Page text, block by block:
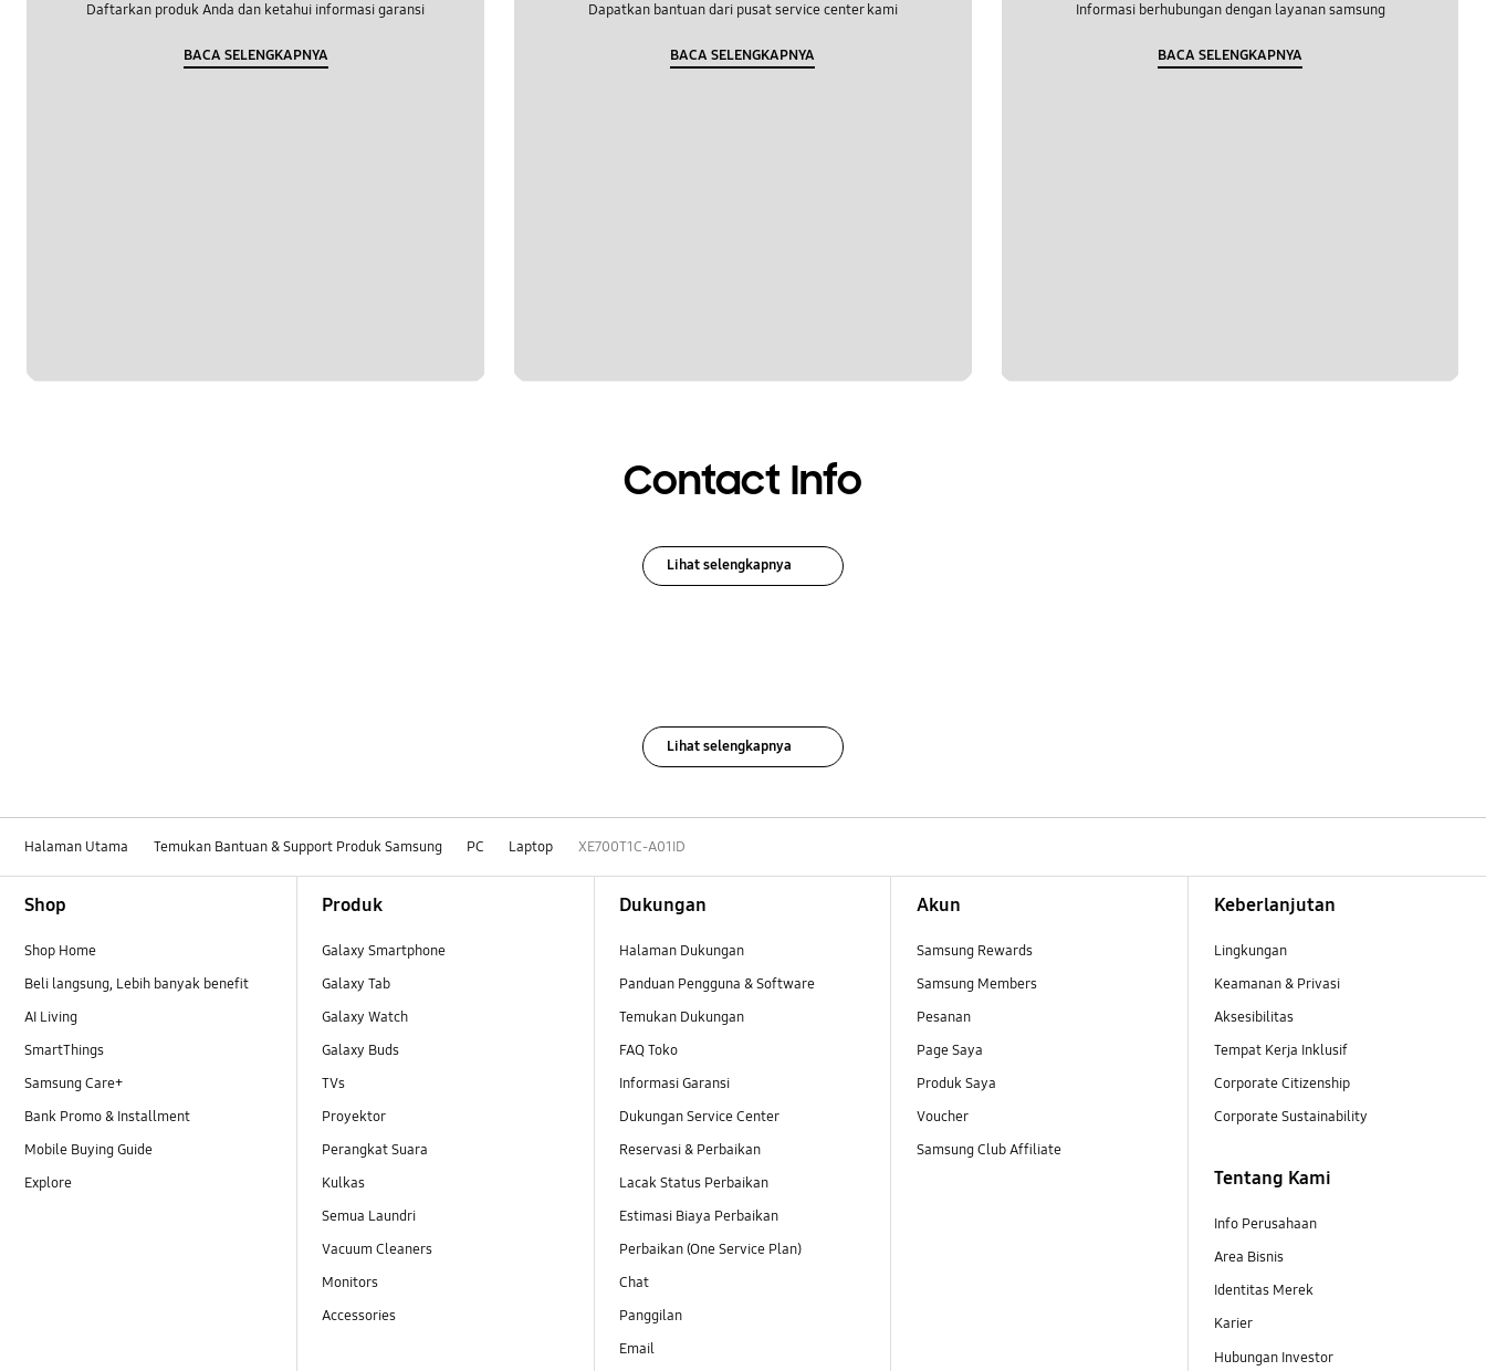
Daftarkan produk Anda dan ketahui informasi garansi
BACA SELENGKAPNYA
Dapatkan bantuan dari pusat service center kami
BACA SELENGKAPNYA
Informasi berhubungan dengan layanan samsung
BACA SELENGKAPNYA
Contact Info
Lihat selengkapnya
Lihat selengkapnya
Halaman Utama Temukan Bantuan & Support Produk Samsung PC Laptop XE700T1C-A01ID
Shop
Shop Home
Beli langsung, Lebih banyak benefit
AI Living
SmartThings
Samsung Care+
Bank Promo & Installment
Mobile Buying Guide
Explore
Produk
Galaxy Smartphone
Galaxy Tab
Galaxy Watch
Galaxy Buds
TVs
Proyektor
Perangkat Suara
Kulkas
Semua Laundri
Vacuum Cleaners
Monitors
Accessories
Dukungan
Halaman Dukungan
Panduan Pengguna & Software
Temukan Dukungan
FAQ Toko
Informasi Garansi
Dukungan Service Center
Reservasi & Perbaikan
Lacak Status Perbaikan
Estimasi Biaya Perbaikan
Perbaikan (One Service Plan)
Chat
Panggilan
Email
Akun
Samsung Rewards
Samsung Members
Pesanan
Page Saya
Produk Saya
Voucher
Samsung Club Affiliate
Keberlanjutan
Lingkungan
Keamanan & Privasi
Aksesibilitas
Tempat Kerja Inklusif
Corporate Citizenship
Corporate Sustainability
Tentang Kami
Info Perusahaan
Area Bisnis
Identitas Merek
Karier
Hubungan Investor